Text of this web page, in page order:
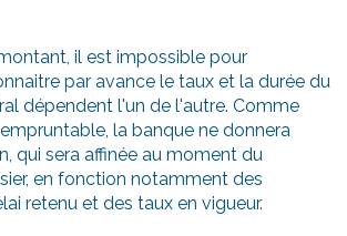
il est impossible pour
par avance le taux et la durée du
dépendent l'un de l'autre. Comme
la banque ne donnera
qui sera affinée au moment du
en fonction notamment des
retenu et des taux en vigueur.